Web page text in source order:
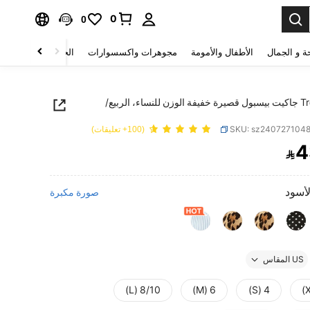
0
0
و الجمال الأطفال والأمومة مجوهرات واكسسوارات الحقائب والأمتعة
Tropvida جاكيت بيسبول قصيرة خفيفة الوزن للنساء، الربيع/
SKU: (100+ تعليقات)
PRICE AND 
صورة مكبرة
US المقاس
4 (S)
6 (M)
8/10 (L)